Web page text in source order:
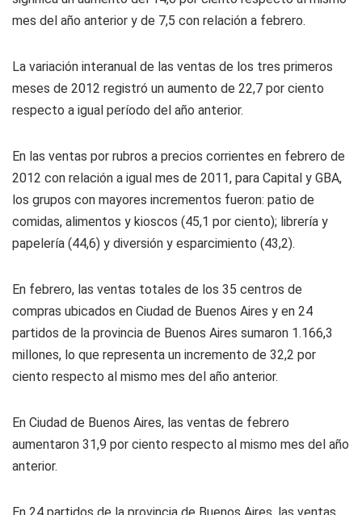
mes del año anterior y de 7,5 con relación a febrero.
La variación interanual de las ventas de los tres primeros
meses de 2012 registró un aumento de 22,7 por ciento
respecto a igual período del año anterior.
En las ventas por rubros a precios corrientes en febrero de
2012 con relación a igual mes de 2011, para Capital y GBA,
los grupos con mayores incrementos fueron: patio de
comidas, alimentos y kioscos (45,1 por ciento); librería y
papelería (44,6) y diversión y esparcimiento (43,2).
En febrero, las ventas totales de los 35 centros de
compras ubicados en Ciudad de Buenos Aires y en 24
partidos de la provincia de Buenos Aires sumaron 1.166,3
millones, lo que representa un incremento de 32,2 por
ciento respecto al mismo mes del año anterior.
En Ciudad de Buenos Aires, las ventas de febrero
aumentaron 31,9 por ciento respecto al mismo mes del año
anterior.